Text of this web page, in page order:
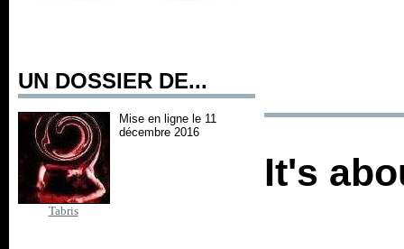
UN DOSSIER DE...
Tabris
Mise en ligne le 11
décembre 2016
It's